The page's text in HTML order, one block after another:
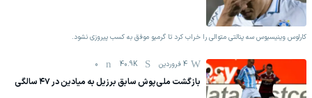
کارلوس وینیسیوس سه پنالتی متوالی را خراب کرد تا گرمیو موفق به کسب پیروزی نشود.
4 فروردين 40.9K
0
بازگشت ملی‌پوش سابق برزیل به میادین در ۴۷ سالگی